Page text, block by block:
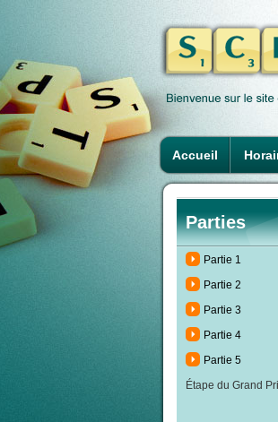
Accueil
Parties
Partie 1
Partie 2
Partie 3
Partie 4
Partie 5
Étape du Grand